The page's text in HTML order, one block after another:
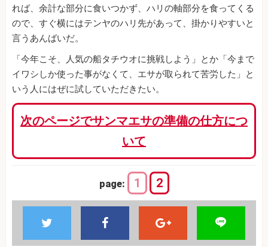
れば、余計な部分に食いつかず、ハリの軸部分を食ってくる
ので、すぐ横にはテンヤのハリ先があって、掛かりやすいと
言うあんばいだ。
「今年こそ、人気の船タチウオに挑戦しよう」とか「今まで
イワシしか使った事がなくて、エサが取られて苦労した」と
いう人にはぜに試していただきたい。
次のページでサンマエサの準備の仕方につ
いて
page: 1 2